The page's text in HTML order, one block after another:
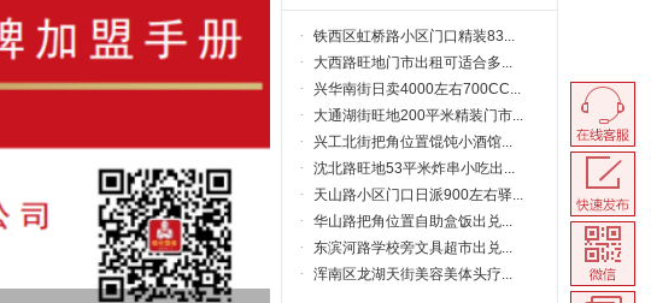
面积：230平米
转让费：12万
电话：15169119313
· 铁西区虹桥路小区门口精装83...
· 大西路旺地门市出租可适合多...
· 兴华南街日卖4000左右700CC...
· 大通湖街旺地200平米精装门市...
· 兴工北街把角位置馄饨小酒馆...
· 沈北路旺地53平米炸串小吃出...
· 天山路小区门口日派900左右驿...
· 华山路把角位置自助盒饭出兑...
· 东滨河路学校旁文具超市出兑...
· 浑南区龙湖天街美容美体头疗...